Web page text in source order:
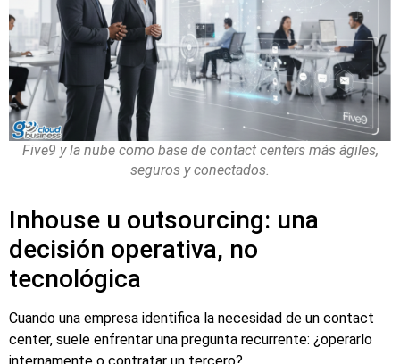
Five9 y la nube como base de contact centers más ágiles,
seguros y conectados.
Inhouse u outsourcing: una
decisión operativa, no
tecnológica
Cuando una empresa identifica la necesidad de un contact
center, suele enfrentar una pregunta recurrente: ¿operarlo